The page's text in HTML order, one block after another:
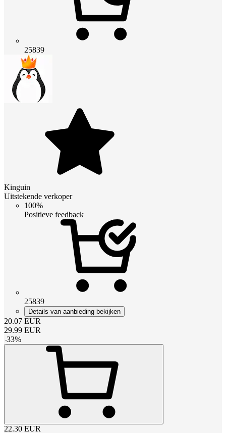
25839
Kinguin
Uitstekende verkoper
100%
Positieve feedback
25839
Details van aanbieding bekijken
20.07 EUR
29.99 EUR
-33%
22.30 EUR